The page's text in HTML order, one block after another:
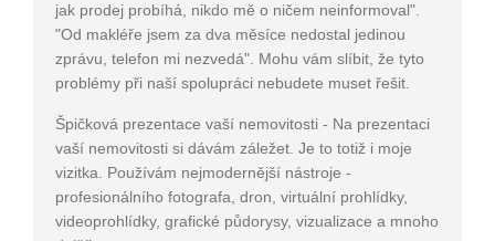
jak prodej probíhá, nikdo mě o ničem neinformoval".
"Od makléře jsem za dva měsíce nedostal jedinou
zprávu, telefon mi nezvedá". Mohu vám slíbit, že tyto
problémy při naší spolupráci nebudete muset řešit.
Špičková prezentace vaší nemovitosti - Na prezentaci
vaší nemovitosti si dávám záležet. Je to totiž i moje
vizitka. Používám nejmodernější nástroje -
profesionálního fotografa, dron, virtuální prohlídky,
videoprohlídky, grafické půdorysy, vizualizace a mnoho